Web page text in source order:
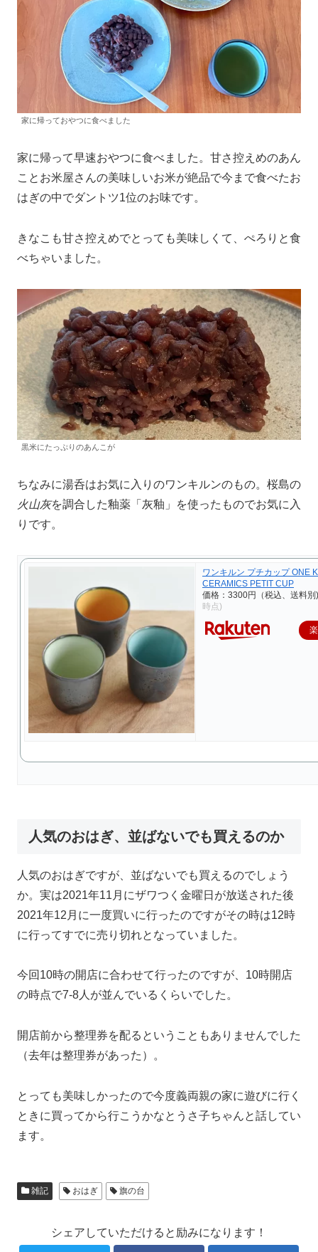
家に帰っておやつに食べました
家に帰って早速おやつに食べました。甘さ控えめのあん
ことお米屋さんの美味しいお米が絶品で今まで食べたお
はぎの中でダントツ1位のお味です。
きなこも甘さ控えめでとっても美味しくて、ぺろりと食
べちゃいました。
黒米にたっぷりのあんこが
ちなみに湯呑はお気に入りのワンキルンのもの。桜島の
火山灰を調合した釉薬「灰釉」を使ったものでお気に入
りです。
ワンキルン プチカップ ONE
CERAMICS PETIT CUP
価格：3300円（税込、送料別)
時点)
人気のおはぎ、並ばないでも買えるのか
人気のおはぎですが、並ばないでも買えるのでしょう
か。実は2021年11月にザワつく金曜日が放送された後
2021年12月に一度買いに行ったのですがその時は12時
に行ってすでに売り切れとなっていました。
今回10時の開店に合わせて行ったのですが、10時開店
の時点で7-8人が並んでいるくらいでした。
開店前から整理券を配るということもありませんでした
（去年は整理券があった）。
とっても美味しかったので今度義両親の家に遊びに行く
ときに買ってから行こうかなとうさ子ちゃんと話してい
ます。
雑記 おはぎ 旗の台
シェアしていただけると励みになります！